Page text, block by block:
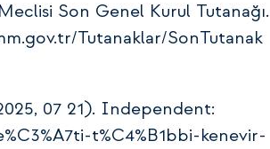
Son Genel Kurul Tutanağı.
Tutanaklar/SonTutanak
07 21). Independent:
t%C4%B1bbi-kenevir-